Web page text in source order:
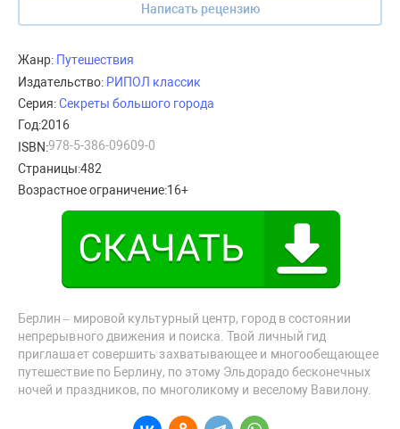
Написать рецензию
Жанр: Путешествия
Издательство: РИПОЛ классик
Серия:Секреты большого города
Год:2016
ISBN:978-5-386-09609-0
Страницы:482
Возрастное ограничение:16+
Берлин – мировой культурный центр, город в состоянии
непрерывного движения и поиска. Твой личный гид
приглашает совершить захватывающее и многообещающее
путешествие по Берлину, по этому Эльдорадо бесконечных
ночей и праздников, по многоликому и веселому Вавилону.